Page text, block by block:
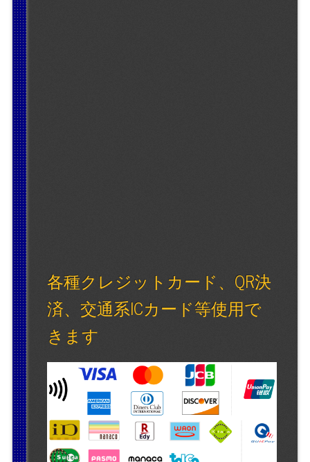
各種クレジットカード、QR決
済、交通系ICカード等使用で
きます